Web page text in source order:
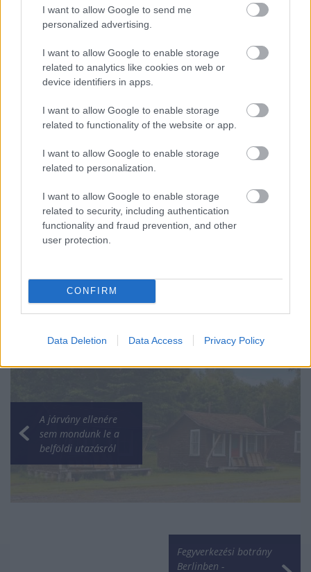
I want to allow Google to send me
personalized advertising.
I want to allow Google to enable storage
related to analytics like cookies on web or
device identifiers in apps.
I want to allow Google to enable storage
related to functionality of the website or app.
I want to allow Google to enable storage
related to personalization.
I want to allow Google to enable storage
related to security, including authentication
functionality and fraud prevention, and other
user protection.
CONFIRM
Data Deletion Data Access Privacy Policy
gyorsmérleg
HÍREK 2026. júl. 20.
Mi lett Alain Delon vagyonával? Adóhatósági
csavar a sztoriban
HÍREK 2026. júl. 19.
A járvány ellenére
sem mondunk le a
belföldi utazásról
Fegyverkezési botrány
Berlinben -